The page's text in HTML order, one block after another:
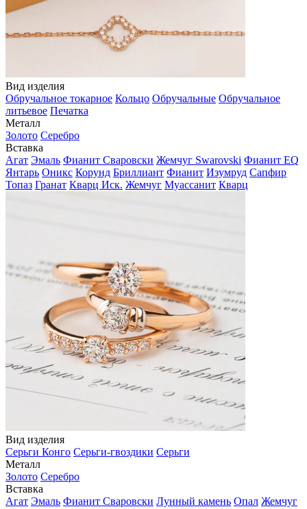
Вид изделия
Обручальное токарное Кольцо Обручальные Обручальное
литьевое Печатка
Металл
Золото Серебро
Вставка
Агат Эмаль Фианит Сваровски Жемчуг Swarovski Фианит EQ
Янтарь Оникс Корунд Бриллиант Фианит Изумруд Сапфир
Топаз Гранат Кварц Иск. Жемчуг Муассанит Кварц
Вид изделия
Серьги Конго Серьги-гвоздики Серьги
Металл
Золото Серебро
Вставка
Агат Эмаль Фианит Сваровски Лунный камень Опал Жемчуг